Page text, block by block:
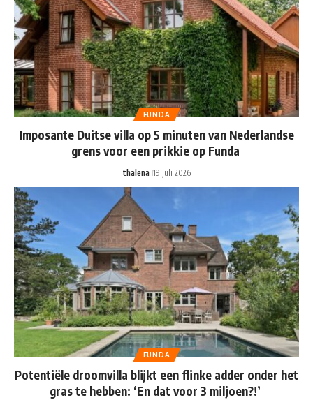
FUNDA
Imposante Duitse villa op 5 minuten van Nederlandse
grens voor een prikkie op Funda
thalena 19 juli 2026
FUNDA
Potentiële droomvilla blijkt een flinke adder onder het
gras te hebben: ‘En dat voor 3 miljoen?!’